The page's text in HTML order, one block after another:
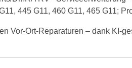
445 G11, 460 G11, 465 G11;
Vor-Ort-Reparaturen – dank KI-